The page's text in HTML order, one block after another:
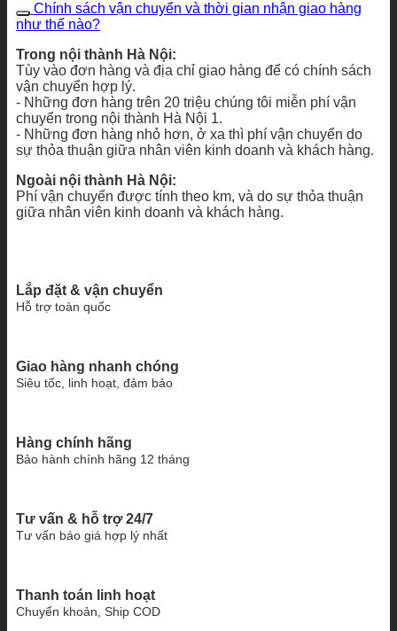
Chính sách vận chuyển và thời gian nhận giao hàng
như thế nào?
Trong nội thành Hà Nội:
Tùy vào đơn hàng và địa chỉ giao hàng để có chính sách
vận chuyển hợp lý.
- Những đơn hàng trên 20 triệu chúng tôi miễn phí vận
chuyển trong nội thành Hà Nội 1.
- Những đơn hàng nhỏ hơn, ở xa thì phí vận chuyển do
sự thỏa thuận giữa nhân viên kinh doanh và khách hàng.
Ngoài nội thành Hà Nội:
Phí vận chuyển được tính theo km, và do sự thỏa thuận
giữa nhân viên kinh doanh và khách hàng.
Lắp đặt & vận chuyển
Hỗ trợ toàn quốc
Giao hàng nhanh chóng
Siêu tốc, linh hoạt, đảm bảo
Hàng chính hãng
Bảo hành chính hãng 12 tháng
Tư vấn & hỗ trợ 24/7
Tư vấn báo giá hợp lý nhất
Thanh toán linh hoạt
Chuyển khoản, Ship COD